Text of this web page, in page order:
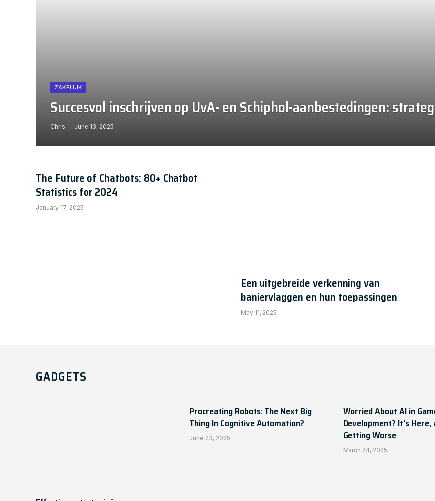
ZAKELIJK
Succesvol inschrijven op UvA- en Schiphol-aanbestedingen:
Chris June 13, 2025
The Future of Chatbots: 80+ Chatbot
Statistics for 2024
January 17, 2025
Een uitgebreide verkenning van
baniervlaggen en hun toepassingen
May 11, 2025
GADGETS
Procreating Robots: The Next Big
Thing In Cognitive Automation?
June 23, 2025
Worried About AI in
Development? It’s Here,
Getting Worse
March 24, 2025